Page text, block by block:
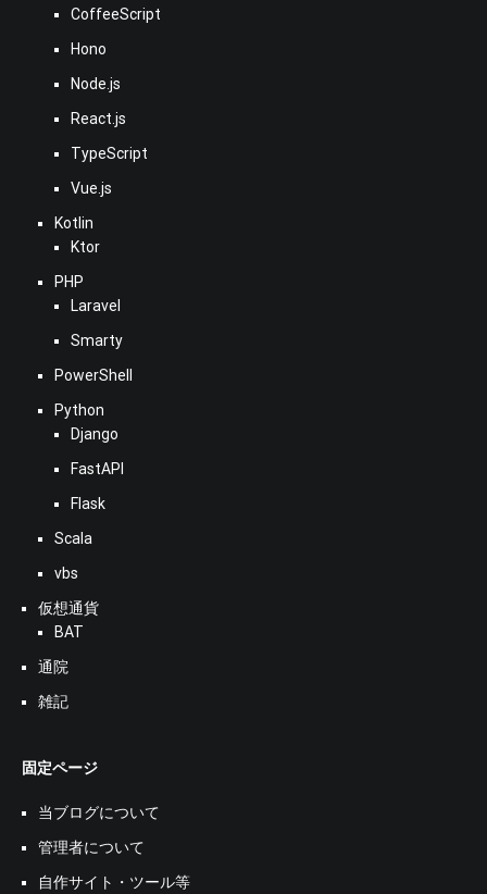
CoffeeScript
Hono
Node.js
React.js
TypeScript
Vue.js
Kotlin
Ktor
PHP
Laravel
Smarty
PowerShell
Python
Django
FastAPI
Flask
Scala
vbs
仮想通貨
BAT
通院
雑記
固定ページ
当ブログについて
管理者について
自作サイト・ツール等